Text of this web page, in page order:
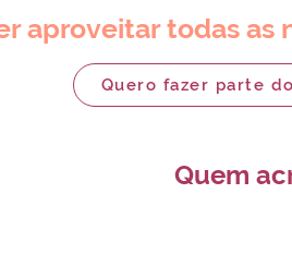
aproveitar todas as
Quero fazer parte
Quem